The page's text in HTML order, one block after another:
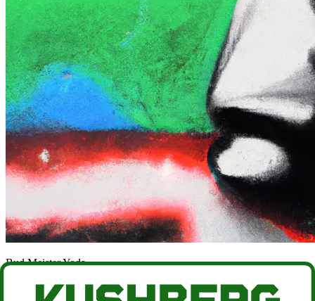
Bud Meister Yoda
Aktuelle Artikel